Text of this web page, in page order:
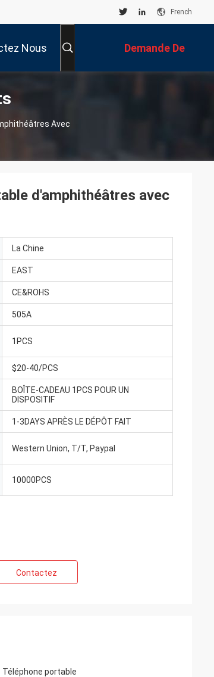
French
Nous Demande De
Soumission
Avec
d'amphithéâtres avec
La Chine
EAST
CE&ROHS
505A
1PCS
$20-40/PCS
BOÎTE-CADEAU 1PCS POUR UN
DISPOSITIF
1-3DAYS APRÈS LE DÉPÔT FAIT
Western Union, T/T, Paypal
10000PCS
Contactez
Téléphone portable